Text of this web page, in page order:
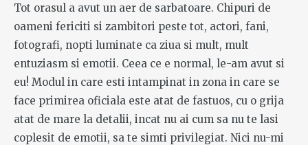
Tot orasul a avut un aer de sarbatoare. Chipuri de
oameni fericiti si zambitori peste tot, actori, fani,
fotografi, nopti luminate ca ziua si mult, mult
entuziasm si emotii. Ceea ce e normal, le-am avut si
eu! Modul in care esti intampinat in zona in care se
face primirea oficiala este atat de fastuos, cu o grija
atat de mare la detalii, incat nu ai cum sa nu te lasi
coplesit de emotii, sa te simti privilegiat. Nici nu-mi